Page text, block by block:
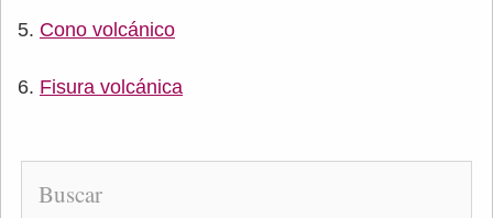
Cono volcánico
Fisura volcánica
Buscar